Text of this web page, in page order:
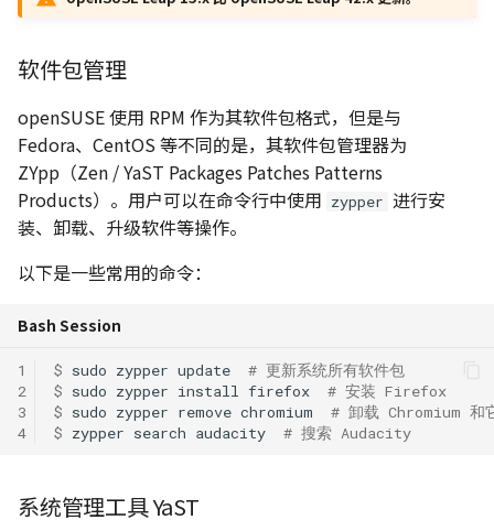
软件包管理
openSUSE 使用 RPM 作为其软件包格式，但是与
Fedora、CentOS 等不同的是，其软件包管理器为
ZYpp（Zen / YaST Packages Patches Patterns
Products）。用户可以在命令行中使用 zypper 进行安
装、卸载、升级软件等操作。
以下是一些常用的命令：
Bash Session
1
2
3
4
$ sudo zypper update
# 更新系统所有软件包
$ sudo zypper install firefox
# 安装 Firefox
$ sudo zypper remove chromium
# 卸载 Chromium 和
$ zypper search audacity # 搜索 Audacity
系统管理工具 YaST